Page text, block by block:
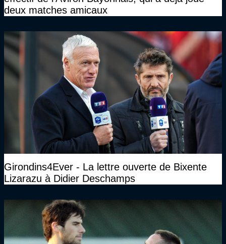
deux matches amicaux
Girondins4Ever - La lettre ouverte de Bixente
Lizarazu à Didier Deschamps